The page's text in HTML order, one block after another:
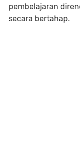
pembelajaran
secara bertahap.